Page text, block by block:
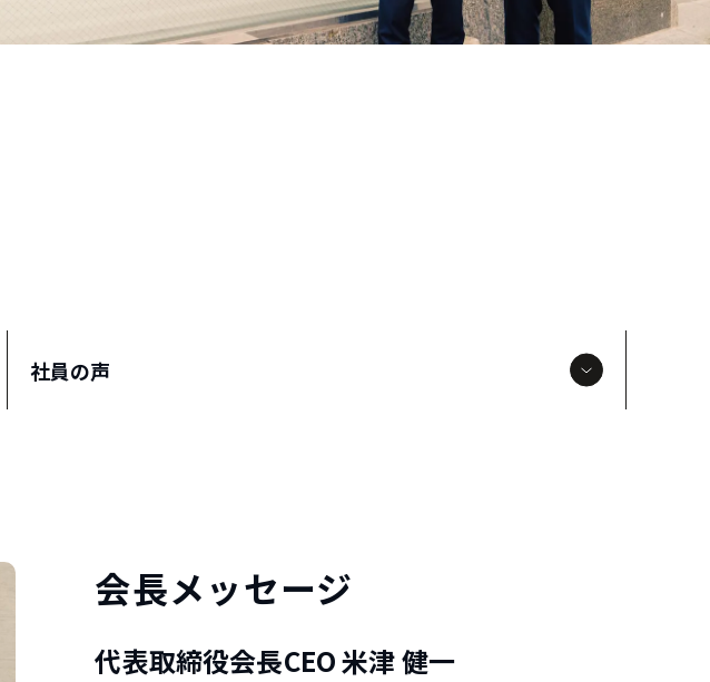
社員の声
会長メッセージ
代表取締役会長CEO 米津 健一